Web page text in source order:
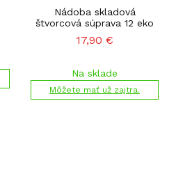
Nádoba skladová
štvorcová súprava 12 eko
17,90 €
Na sklade
Môžete mať už zajtra.